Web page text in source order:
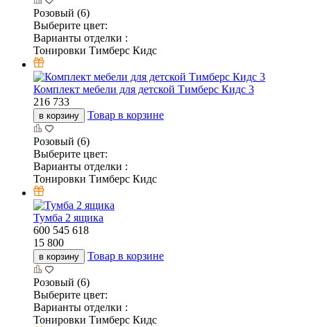
Розовый (6)
Выберите цвет:
Варианты отделки :
Тонировки Тимберс Кидс
Комплект мебели для детской Тимберс Кидс 3
216 733
в корзину Товар в корзине
Розовый (6)
Выберите цвет:
Варианты отделки :
Тонировки Тимберс Кидс
Тумба 2 ящика
600 545 618
15 800
в корзину Товар в корзине
Розовый (6)
Выберите цвет:
Варианты отделки :
Тонировки Тимберс Кидс